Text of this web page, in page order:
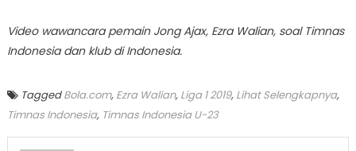
Video wawancara pemain Jong Ajax, Ezra Walian, soal Timnas
Indonesia dan klub di Indonesia.
TaggedBola.com, Ezra Walian, Liga 1 2019, Lihat Selengkapnya,
Timnas Indonesia, Timnas Indonesia U-23